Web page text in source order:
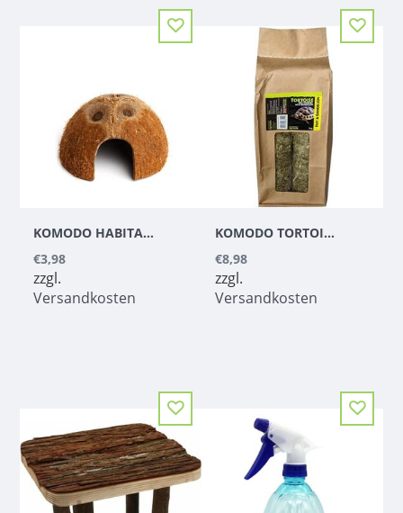
KOMODO HABITAT COCONUT DEN
€3,98
zzgl.
Versandkosten
KOMODO TORTOISE HAY COOKIES WITH DANDELION
€8,98
zzgl.
Versandkosten